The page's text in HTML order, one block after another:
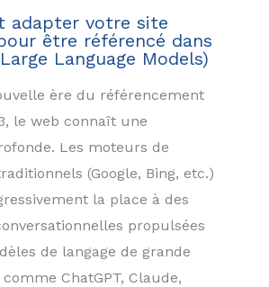
adapter votre site
être référencé dans
Language Models)
ère du référencement
le web connaît une
Les moteurs de
(Google, Bing, etc.)
la place à des
propulsées
de langage de grande
ChatGPT, Claude,